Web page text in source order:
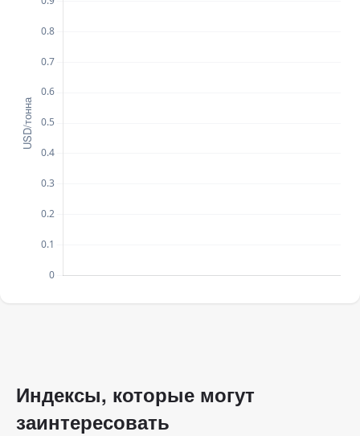
Индексы, которые могут
заинтересовать